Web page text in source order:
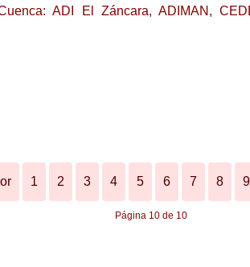
ADI El Záncara, ADIMAN,
1 2 3 4 5 6 7 8 9
Página 10 de 10